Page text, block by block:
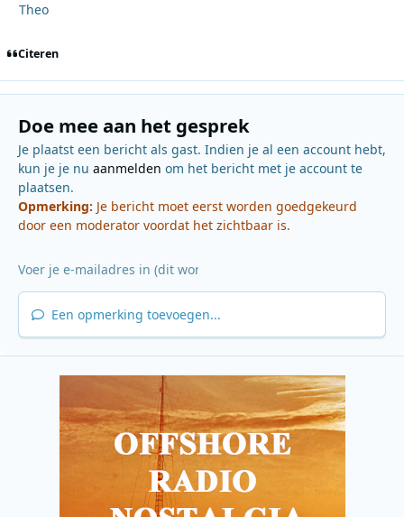
Theo
Citeren
Doe mee aan het gesprek
Je plaatst een bericht als gast. Indien je al een account hebt,
kun je je nu aanmelden om het bericht met je account te
plaatsen.
Opmerking: Je bericht moet eerst worden goedgekeurd
door een moderator voordat het zichtbaar is.
Een opmerking toevoegen...